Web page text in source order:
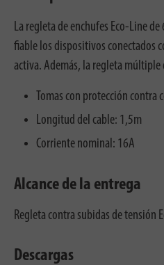
La regleta de enchufes Eco-Line
fiable los dispositivos conectados
activa. Además, la regleta múltiple
Tomas con protección contra
Longitud del cable: 1,5m
Corriente nominal: 16A
Alcance de la entrega
Regleta contra subidas de tensión
Descargas